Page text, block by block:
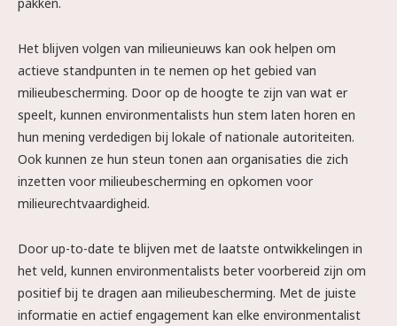
Het blijven volgen van milieunieuws kan ook helpen om
actieve standpunten in te nemen op het gebied van
milieubescherming. Door op de hoogte te zijn van wat er
speelt, kunnen environmentalists hun stem laten horen en
hun mening verdedigen bij lokale of nationale autoriteiten.
Ook kunnen ze hun steun tonen aan organisaties die zich
inzetten voor milieubescherming en opkomen voor
milieurechtvaardigheid.
Door up-to-date te blijven met de laatste ontwikkelingen in
het veld, kunnen environmentalists beter voorbereid zijn om
positief bij te dragen aan milieubescherming. Met de juiste
informatie en actief engagement kan elke environmentalist